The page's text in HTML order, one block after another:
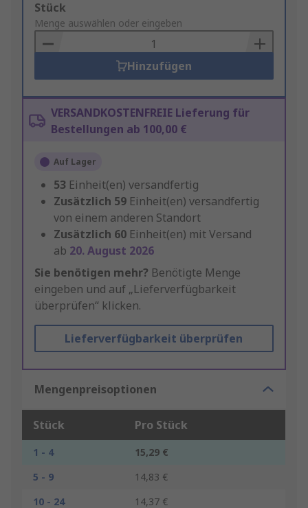
Add
to
Basket
Stück
Menge auswählen oder eingeben
Hinzufügen
VERSANDKOSTENFREIE Lieferung für
Bestellungen ab 100,00 €
Auf Lager
53 Einheit(en) versandfertig
Zusätzlich 59 Einheit(en) versandfertig
von einem anderen Standort
Zusätzlich 60 Einheit(en) mit Versand
ab 20. August 2026
Sie benötigen mehr? Benötigte Menge
eingeben und auf „Lieferverfügbarkeit
überprüfen“ klicken.
Lieferverfügbarkeit überprüfen
Mengenpreisoptionen
Stück Pro Stück
1 - 4
15,29 €
5 - 9
14,83 €
10 - 24
14,37 €